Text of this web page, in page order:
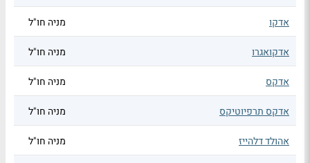
אדקו מניה חו"ל
אדקואגרו מניה חו"ל
אדקס מניה חו"ל
אדקס תרפיוטיקס מניה חו"ל
אהולד דלהייז מניה חו"ל